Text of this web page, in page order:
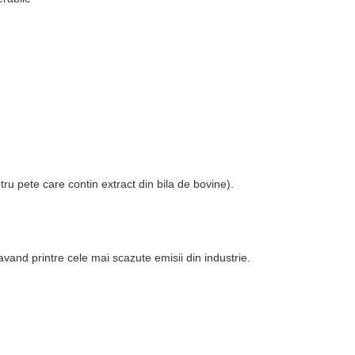
pete care contin extract din bila de bovine).
printre cele mai scazute emisii din industrie.